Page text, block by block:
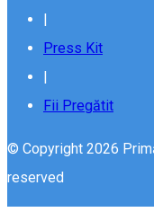
|
Press Kit
|
Fii Pregătit
© Copyright 2026
reserved